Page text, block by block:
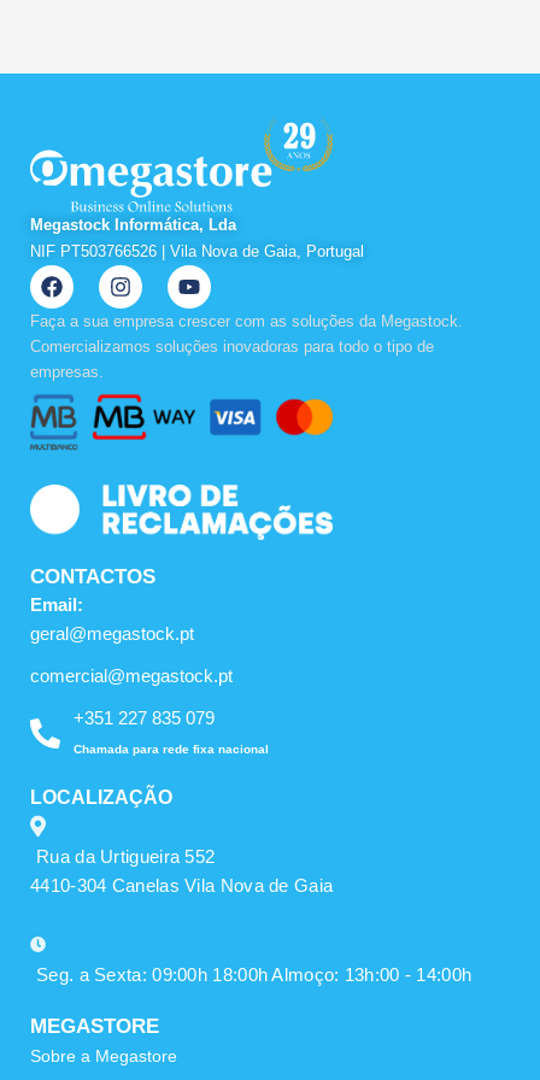
Megastock Informática, Lda
NIF PT503766526 | Vila Nova de Gaia, Portugal
F
a
c
e
o
o
k
I
n
s
t
r
a
m
Y
o
u
t
u
e
Faça a sua empresa crescer com as soluções da Megastock.
Comercializamos soluções inovadoras para todo o tipo de
empresas.
CONTACTOS
Email:
geral@megastock.pt
comercial@megastock.pt
+351 227 835 079
Chamada para rede fixa nacional
LOCALIZAÇÃO
Rua da Urtigueira 552
4410-304 Canelas Vila Nova de Gaia
Seg. a Sexta: 09:00h 18:00h Almoço: 13h:00 - 14:00h
MEGASTORE
Sobre a Megastore